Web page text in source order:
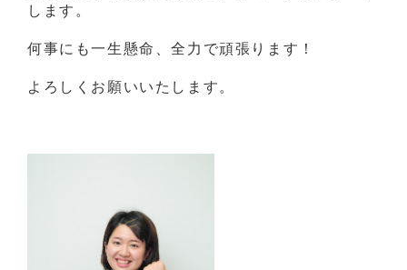
します。
何事にも一生懸命、全力で頑張ります！
よろしくお願いいたします。